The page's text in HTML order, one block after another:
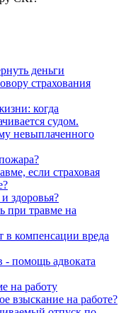
деньги
страхования
когда
судом.
невыплаченного
если страховая
здоровья?
при травме на
в компенсации вреда
- помощь адвоката
на работу
взыскание на работе?